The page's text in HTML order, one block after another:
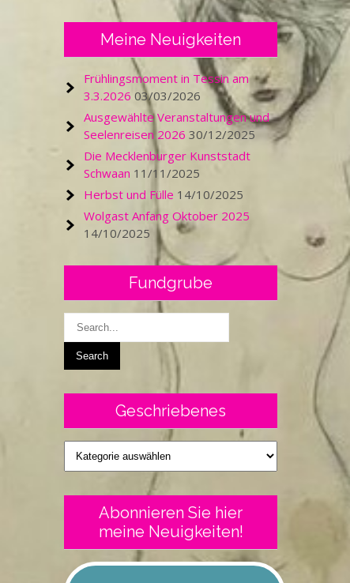
Meine Neuigkeiten
Frühlingsmoment in Tessin am
3.3.2026 03/03/2026
Ausgewählte Veranstaltungen und
Seelenreisen 2026 30/12/2025
Die Mecklenburger Kunststadt
Schwaan 11/11/2025
Herbst und Fülle 14/10/2025
Wolgast Anfang Oktober 2025
14/10/2025
Fundgrube
Geschriebenes
Geschriebenes
Abonnieren Sie hier
meine Neuigkeiten!